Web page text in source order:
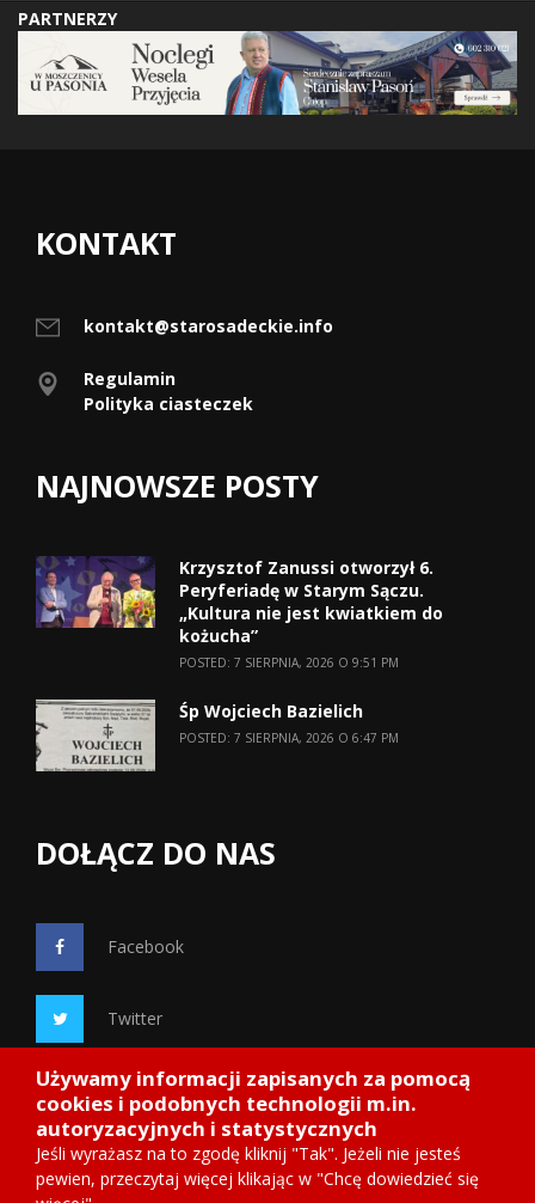
PARTNERZY
KONTAKT
kontakt@starosadeckie.info
Regulamin
Polityka ciasteczek
NAJNOWSZE POSTY
Krzysztof Zanussi otworzył 6.
Peryferiadę w Starym Sączu.
„Kultura nie jest kwiatkiem do
kożucha”
POSTED: 7 SIERPNIA, 2026 O 9:51 PM
Śp Wojciech Bazielich
POSTED: 7 SIERPNIA, 2026 O 6:47 PM
DOŁĄCZ DO NAS
Facebook
Twitter
Google+
Używamy informacji zapisanych za pomocą
cookies i podobnych technologii m.in.
autoryzacyjnych i statystycznych
Jeśli wyrażasz na to zgodę kliknij "Tak". Jeżeli nie jesteś
pewien, przeczytaj więcej klikając w "Chcę dowiedzieć się